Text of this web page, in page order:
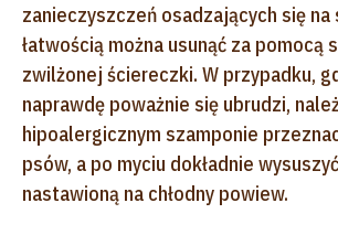
zanieczyszczeń osadzających się na
łatwością można usunąć za pomocą
zwilżonej ściereczki. W przypadku,
naprawdę poważnie się ubrudzi,
hipoalergicznym szamponie
psów, a po myciu dokładnie
nastawioną na chłodny powiew.